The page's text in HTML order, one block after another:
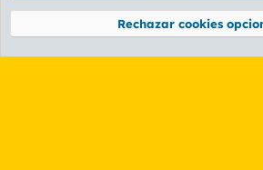
Community platform by XenForo® © 2010-2026
Rechazar cookies